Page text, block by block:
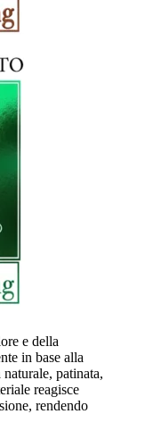
e della
in base alla
patinata,
reagisce
rendendo